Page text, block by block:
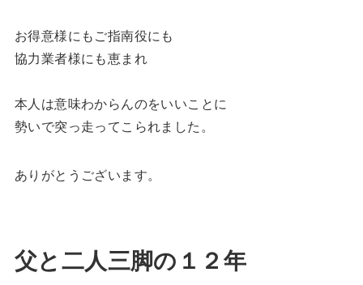
お得意様にもご指南役にも
協力業者様にも恵まれ
本人は意味わからんのをいいことに
勢いで突っ走ってこられました。
ありがとうございます。
父と二人三脚の１２年